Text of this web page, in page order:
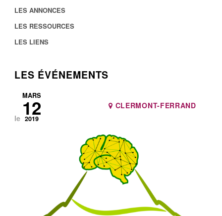
LES ANNONCES
LES RESSOURCES
LES LIENS
LES ÉVÉNEMENTS
CLERMONT-FERRAND
le
MARS
12
2019